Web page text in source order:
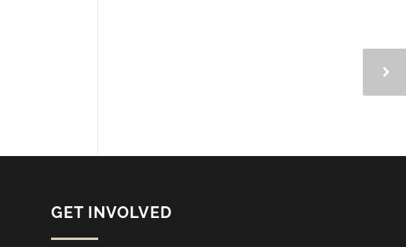
GET INVOLVED